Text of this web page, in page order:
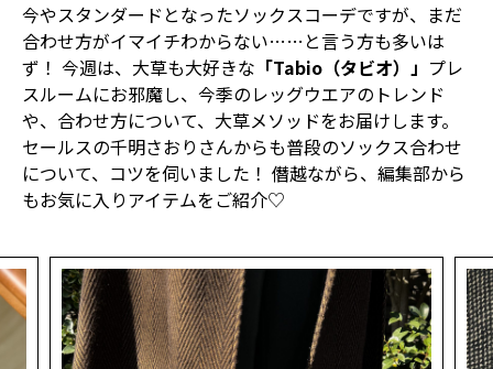
今やスタンダードとなったソックスコーデですが、まだ
合わせ方がイマイチわからない……と言う方も多いは
ず！ 今週は、大草も大好きな 「Tabio（タビオ）」 プレ
スルームにお邪魔し、今季のレッグウエアのトレンド
や、合わせ方について、大草メソッドをお届けします。
セールスの千明さおりさんからも普段のソックス合わせ
について、コツを伺いました！ 僭越ながら、編集部から
もお気に入りアイテムをご紹介♡